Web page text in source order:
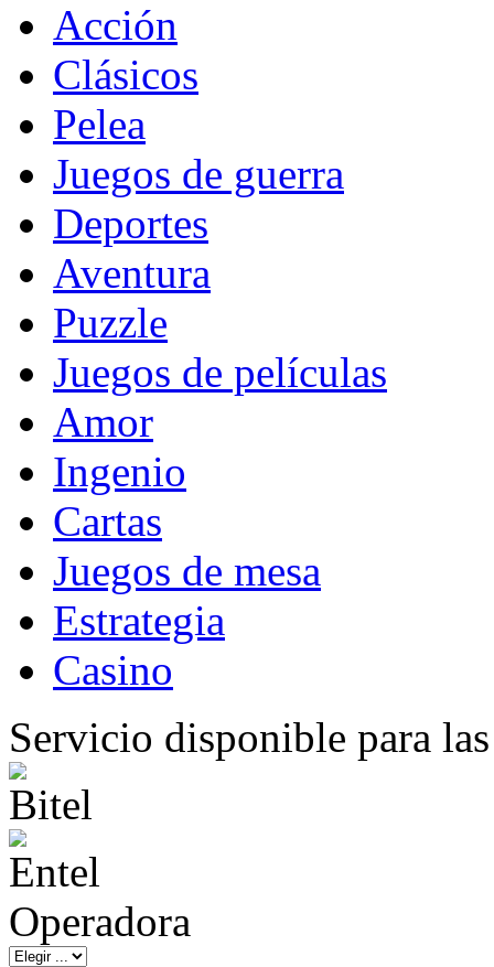
Acción
Clásicos
Pelea
Juegos de guerra
Deportes
Aventura
Puzzle
Juegos de películas
Amor
Ingenio
Cartas
Juegos de mesa
Estrategia
Casino
Servicio disponible para
Operadora